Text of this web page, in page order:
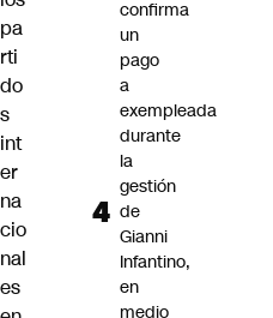
pa
rti
do
s
int
er
na
cio
nal
es
confirma
un
pago
a
exempleada
durante
la
gestión
de
Gianni
Infantino,
en
medio